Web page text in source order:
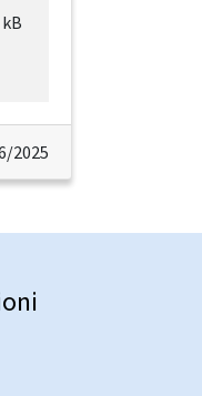
2025